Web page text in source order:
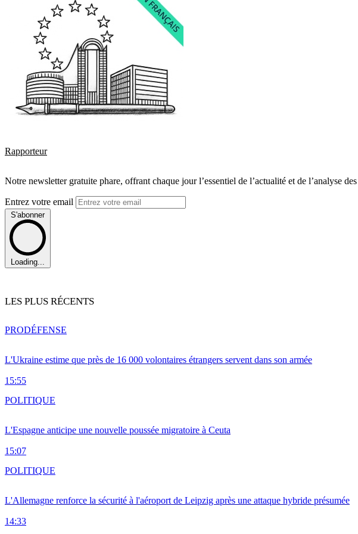
Rapporteur
Notre newsletter gratuite phare, offrant chaque jour l’essentiel de l’actualité et de l’analyse
Entrez votre email
S'abonner
Loading...
LES PLUS RÉCENTS
L'Ukraine estime que près de 16 000 volontaires étrangers servent dans son armée
15:55
PRODÉFENSE
L'Espagne anticipe une nouvelle poussée migratoire à Ceuta
15:07
POLITIQUE
L'Allemagne renforce la sécurité à l'aéroport de Leipzig après une attaque hybride présumée
14:33
POLITIQUE